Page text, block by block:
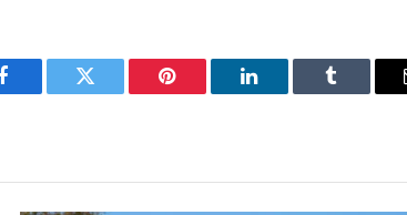
Facebook Twitter Pinterest LinkedIn Tumblr